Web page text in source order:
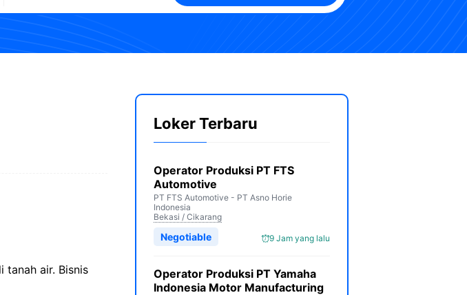
tanah air. Bisnis
Loker Terbaru
Operator Produksi PT FTS
Automotive
PT FTS Automotive - PT Asno Horie
Indonesia
Bekasi / Cikarang
9 Jam yang lalu
Negotiable
Operator Produksi PT Yamaha
Indonesia Motor Manufacturing